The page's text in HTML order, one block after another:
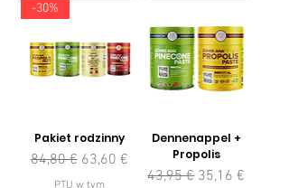
-30%
Pakiet rodzinny
Regularna cena
84,80 € Cena rabatowa
63,60 €
PTU w tym
Dennenappel +
Propolis
Regularna cena
43,95 € Cena rabatowa
35,16 €